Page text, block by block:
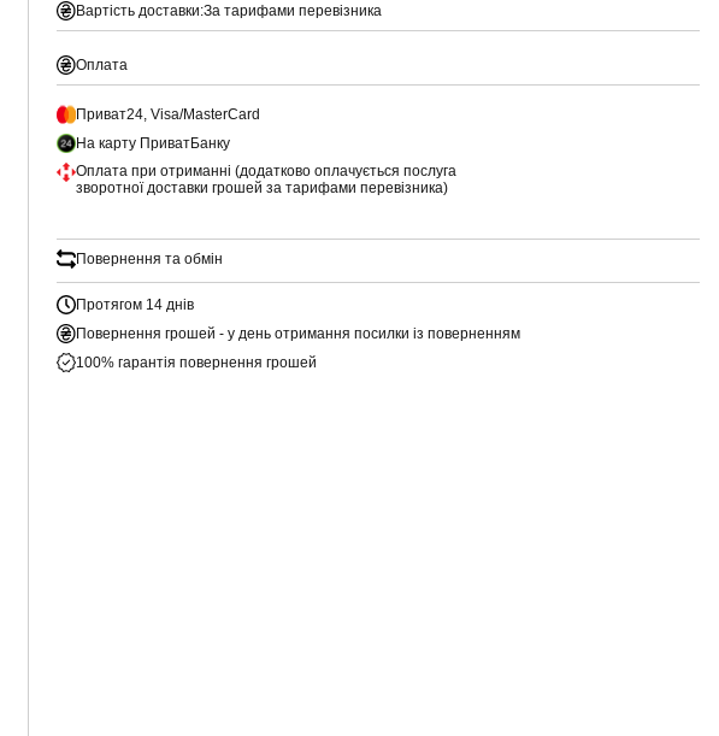
Вартість доставки:За тарифами перевізника
Оплата
Приват24, Visa/MasterCard
На карту ПриватБанку
Оплата при отриманні (додатково оплачується послуга
зворотної доставки грошей за тарифами перевізника)
Повернення та обмін
Протягом 14 днів
Повернення грошей - у день отримання посилки із поверненням
100% гарантія повернення грошей